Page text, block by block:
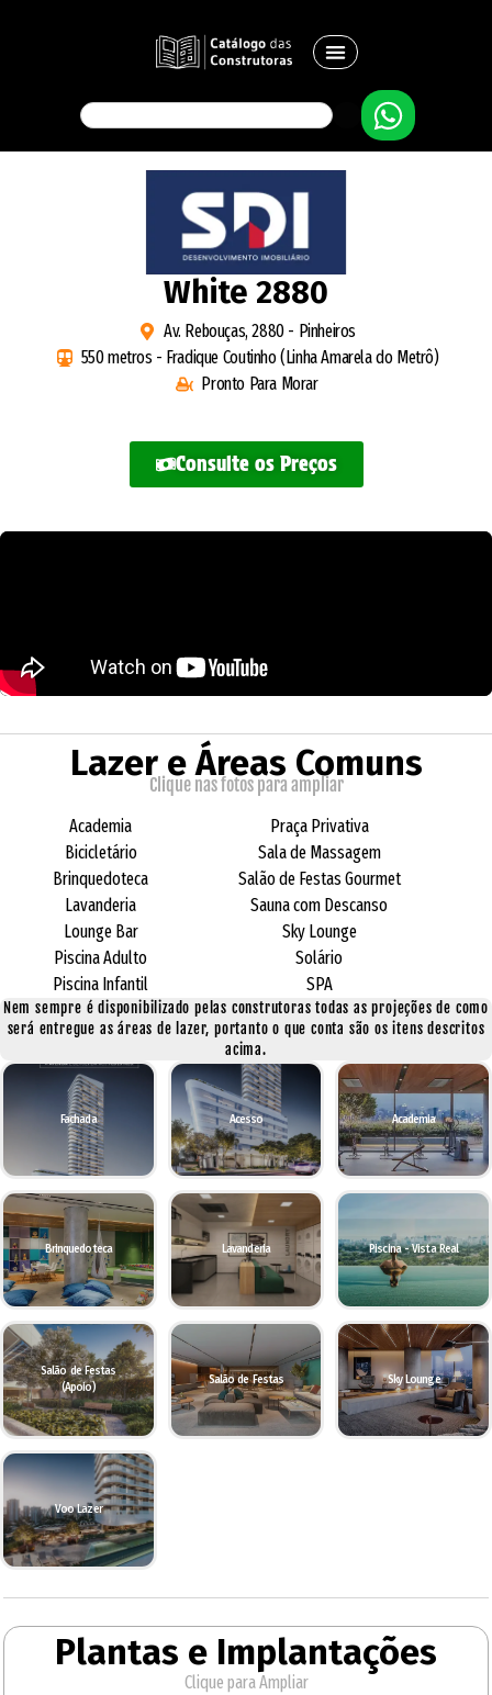
White 2880
Av. Rebouças, 2880 - Pinheiros
550 metros - Fradique Coutinho (Linha Amarela do Metrô)
Pronto Para Morar
Consulte os Preços
Lazer e Áreas Comuns
Clique nas fotos para ampliar
Academia
Bicicletário
Brinquedoteca
Lavanderia
Lounge Bar
Piscina Adulto
Piscina Infantil
Praça Privativa
Sala de Massagem
Salão de Festas Gourmet
Sauna com Descanso
Sky Lounge
Solário
SPA
Nem sempre é disponibilizado pelas construtoras todas as projeções de como
será entregue as áreas de lazer, portanto o que conta são os itens descritos
acima.
Fachada Acesso Academia
Brinquedoteca Lavanderia Piscina - Vista Real
Salão de Festas
(Apoio)
Salão de Festas Sky Lounge
Voo Lazer
Plantas e Implantações
Clique para Ampliar